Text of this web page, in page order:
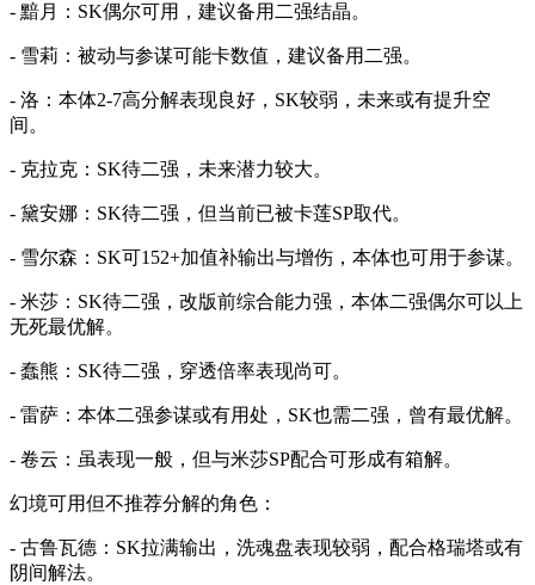
- 黯月：SK偶尔可用，建议备用二强结晶。
- 雪莉：被动与参谋可能卡数值，建议备用二强。
- 洛：本体2-7高分解表现良好，SK较弱，未来或有提升空
间。
- 克拉克：SK待二强，未来潜力较大。
- 黛安娜：SK待二强，但当前已被卡莲SP取代。
- 雪尔森：SK可152+加值补输出与增伤，本体也可用于参谋。
- 米莎：SK待二强，改版前综合能力强，本体二强偶尔可以上
无死最优解。
- 蠢熊：SK待二强，穿透倍率表现尚可。
- 雷萨：本体二强参谋或有用处，SK也需二强，曾有最优解。
- 卷云：虽表现一般，但与米莎SP配合可形成有箱解。
幻境可用但不推荐分解的角色：
- 古鲁瓦德：SK拉满输出，洗魂盘表现较弱，配合格瑞塔或有
阴间解法。